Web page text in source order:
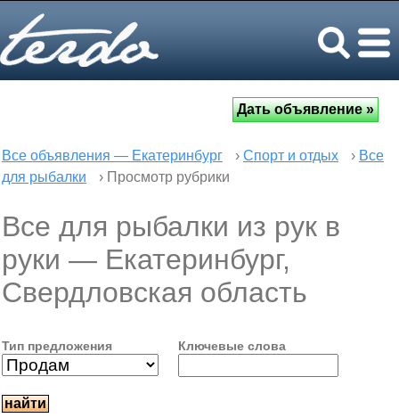
Все объявления — Екатеринбург › Спорт и отдых › Все
для рыбалки
› Просмотр рубрики
Все для рыбалки из рук в
руки — Екатеринбург,
Свердловская область
Тип предложения Ключевые слова